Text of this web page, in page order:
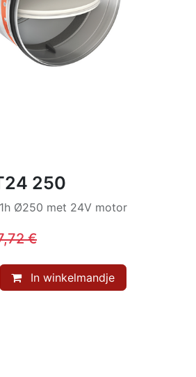
250
Ø250 met 24V motor
€
In winkelmandje